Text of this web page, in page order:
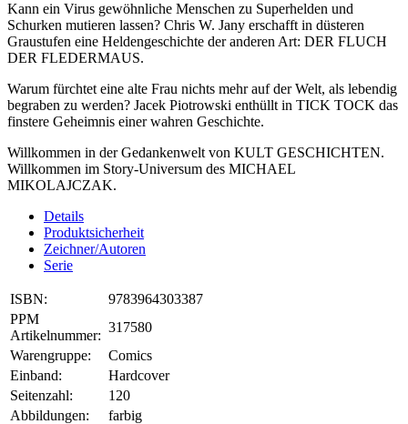
Kann ein Virus gewöhnliche Menschen zu Superhelden und
Schurken mutieren lassen? Chris W. Jany erschafft in düsteren
Graustufen eine Heldengeschichte der anderen Art: DER FLUCH
DER FLEDERMAUS.
Warum fürchtet eine alte Frau nichts mehr auf der Welt, als lebendig
begraben zu werden? Jacek Piotrowski enthüllt in TICK TOCK das
finstere Geheimnis einer wahren Geschichte.
Willkommen in der Gedankenwelt von KULT GESCHICHTEN.
Willkommen im Story-Universum des MICHAEL
MIKOLAJCZAK.
Details
Produktsicherheit
Zeichner/Autoren
Serie
ISBN:
9783964303387
PPM
Artikelnummer:
317580
Warengruppe:
Comics
Einband:
Hardcover
Seitenzahl:
120
Abbildungen:
farbig